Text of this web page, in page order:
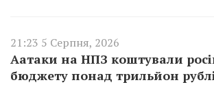
21:23 5 Серпня, 2026
Аатаки на НПЗ коштували
бюджету понад трильйон